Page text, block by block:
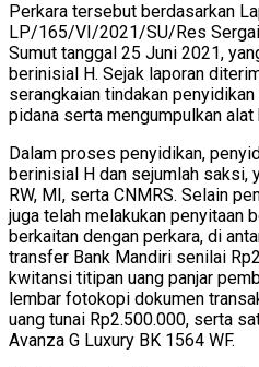
Perkara tersebut berdasarkan
LP/165/VI/2021/SU/Res
Sumut tanggal 25 Juni 2021,
berinisial H. Sejak laporan
serangkaian tindakan
pidana serta mengumpulkan
Dalam proses penyidikan,
berinisial H dan sejumlah saksi,
RW, MI, serta CNMRS. Selain
juga telah melakukan penyitaan
berkaitan dengan perkara, di
transfer Bank Mandiri senilai
kwitansi titipan uang panjar
lembar fotokopi dokumen
uang tunai Rp2.500.000, serta
Avanza G Luxury BK 1564 WF.